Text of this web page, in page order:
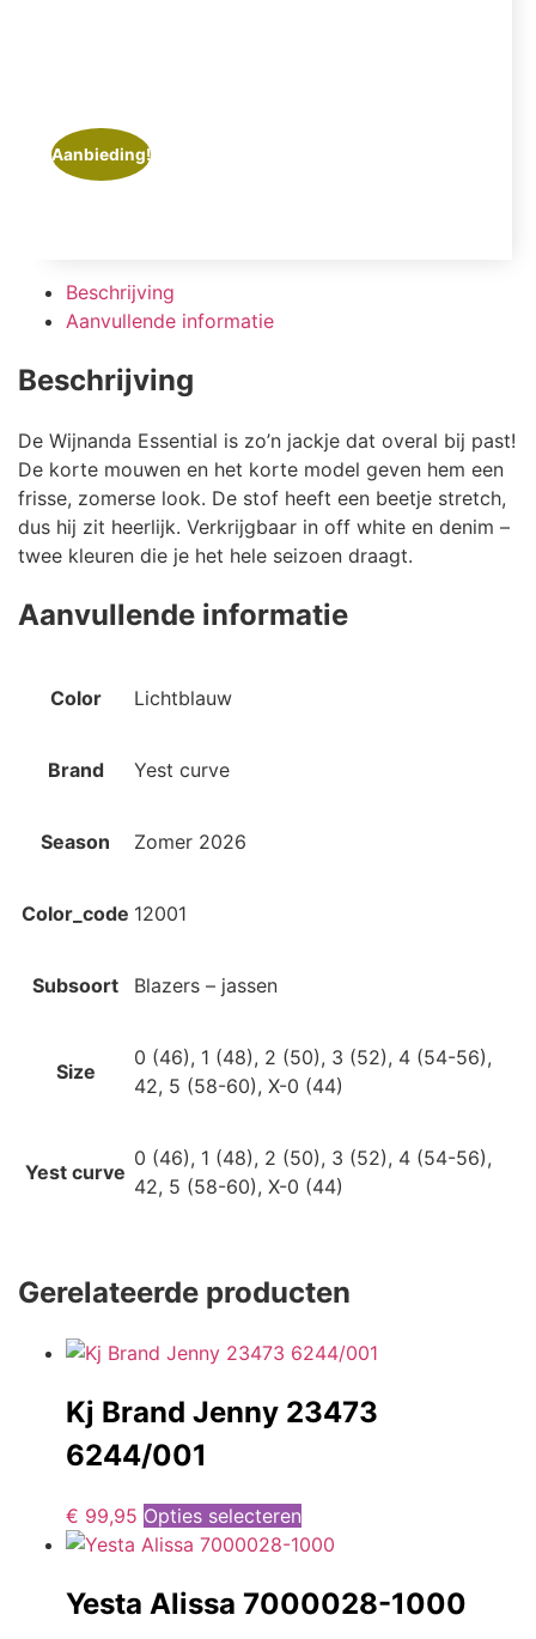
Aanbieding!
Beschrijving
Aanvullende informatie
Beschrijving
De Wijnanda Essential is zo’n jackje dat overal bij past!
De korte mouwen en het korte model geven hem een
frisse, zomerse look. De stof heeft een beetje stretch,
dus hij zit heerlijk. Verkrijgbaar in off white en denim –
twee kleuren die je het hele seizoen draagt.
Aanvullende informatie
Color Lichtblauw
Brand Yest curve
Season Zomer 2026
Color_code 12001
Subsoort Blazers – jassen
Size
0 (46), 1 (48), 2 (50), 3 (52), 4 (54-56),
42, 5 (58-60), X-0 (44)
Yest curve
0 (46), 1 (48), 2 (50), 3 (52), 4 (54-56),
42, 5 (58-60), X-0 (44)
Gerelateerde producten
Kj Brand Jenny 23473
6244/001
€ 99,95 Opties selecteren
Yesta Alissa 7000028-1000